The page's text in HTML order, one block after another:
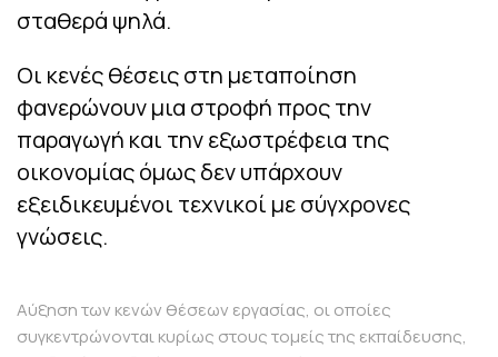
σταθερά ψηλά.
Οι κενές θέσεις στη μεταποίηση
φανερώνουν μια στροφή προς την
παραγωγή και την εξωστρέφεια της
οικονομίας όμως δεν υπάρχουν
εξειδικευμένοι τεχνικοί με σύγχρονες
γνώσεις.
Αύξηση των κενών θέσεων εργασίας, οι οποίες
συγκεντρώνονται κυρίως στους τομείς της εκπαίδευσης,